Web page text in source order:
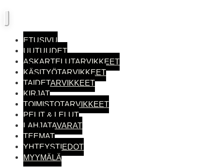
ETUSIVU
UUTUUDET
ASKARTELUTARVIKKEET
KÄSITYÖTARVIKKEET
TAIDETARVIKKEET
KIRJAT
TOIMISTO­TARVIKKEET
PELIT & LELUT
LAHJATAVARAT
TEEMAT
YHTEYSTIEDOT
MYYMÄLÄ